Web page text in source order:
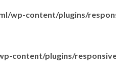
wp-content/plugins/
content/plugins/